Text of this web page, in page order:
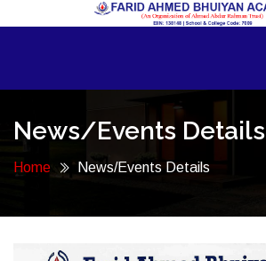
News/Events Details
Home News/Events Details